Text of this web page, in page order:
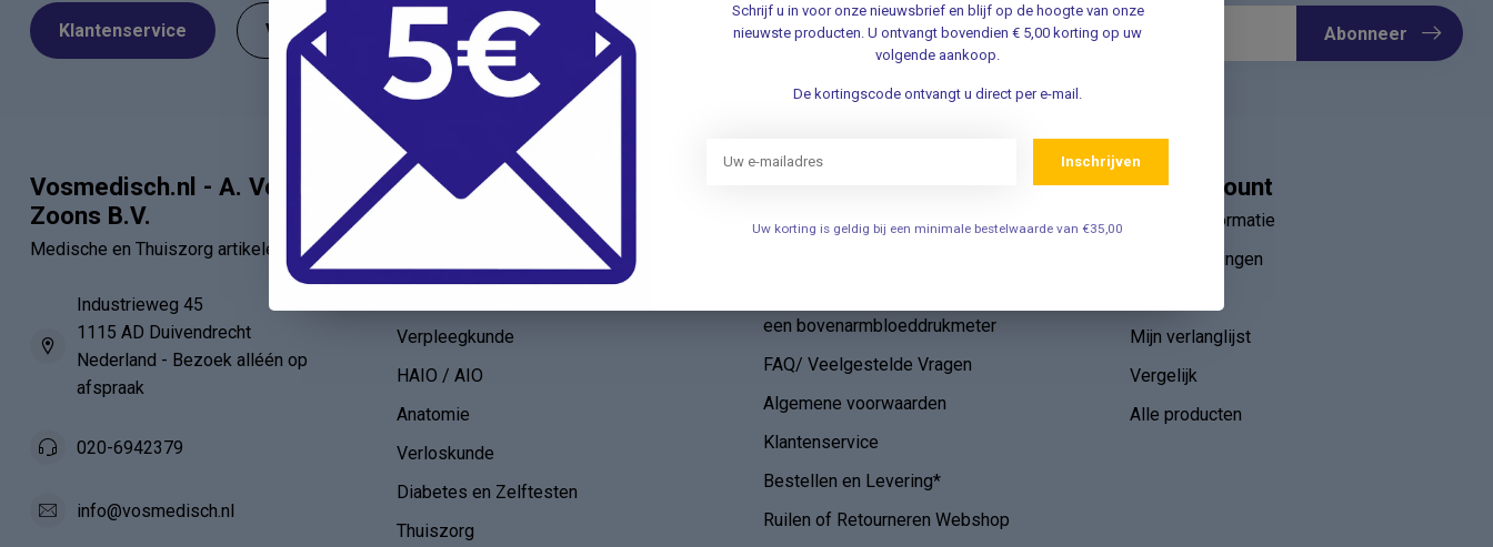
Klantenservice Veelgestelde Vragen Abonneer
Vosmedisch.nl - A. Vos en
Zoons B.V.
Medische en Thuiszorg artikelen
Industrieweg 45
1115 AD Duivendrecht
Nederland - Bezoek alléén op
afspraak
020-6942379
info@vosmedisch.nl
Categorieën
Verpleegkunde
HAIO / AIO
Anatomie
Verloskunde
Diabetes en Zelftesten
Thuiszorg
Verhuizing
een bovenarmbloeddrukmeter
FAQ/ Veelgestelde Vragen
Algemene voorwaarden
Klantenservice
Bestellen en Levering*
Ruilen of Retourneren Webshop
Mijn account
Account informatie
Mijn bestellingen
Mijn verlanglijst
Vergelijk
Alle producten
Schrijf u in voor onze nieuwsbrief en blijf op de hoogte van onze
nieuwste producten. U ontvangt bovendien € 5,00 korting op uw
volgende aankoop.
De kortingscode ontvangt u direct per e-mail.
Inschrijven
Uw korting is geldig bij een minimale bestelwaarde van €35,00